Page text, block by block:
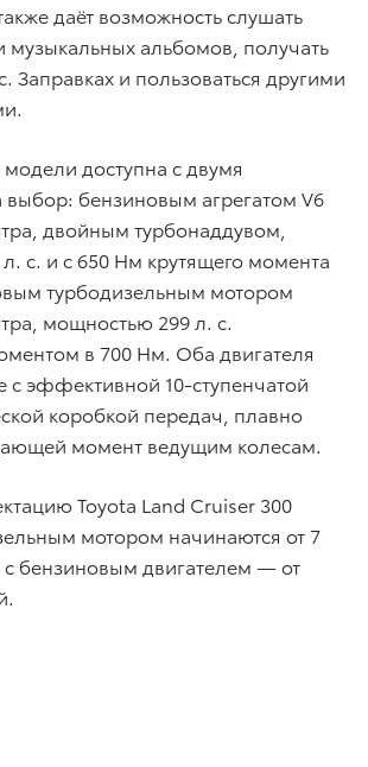
даёт возможность слушать
музыкальных альбомов, получать
Заправках и пользоваться другими
доступна с двумя
выбор: бензиновым агрегатом V6
двойным турбонаддувом,
с. и с 650 Нм крутящего момента
турбодизельным мотором
мощностью 299 л. с.
в 700 Нм. Оба двигателя
с эффективной 10-ступенчатой
коробкой передач, плавно
момент ведущим колесам.
Toyota Land Cruiser 300
мотором начинаются от 7
с бензиновым двигателем — от